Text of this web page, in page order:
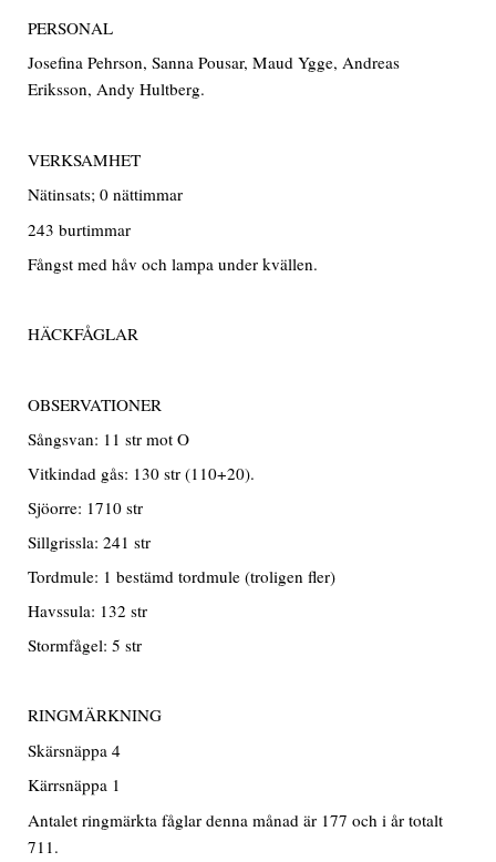
PERSONAL
Josefina Pehrson, Sanna Pousar, Maud Ygge, Andreas
Eriksson, Andy Hultberg.
VERKSAMHET
Nätinsats; 0 nättimmar
243 burtimmar
Fångst med håv och lampa under kvällen.
HÄCKFÅGLAR
OBSERVATIONER
Sångsvan: 11 str mot O
Vitkindad gås: 130 str (110+20).
Sjöorre: 1710 str
Sillgrissla: 241 str
Tordmule: 1 bestämd tordmule (troligen fler)
Havssula: 132 str
Stormfågel: 5 str
RINGMÄRKNING
Skärsnäppa 4
Kärrsnäppa 1
Antalet ringmärkta fåglar denna månad är 177 och i år totalt
711.